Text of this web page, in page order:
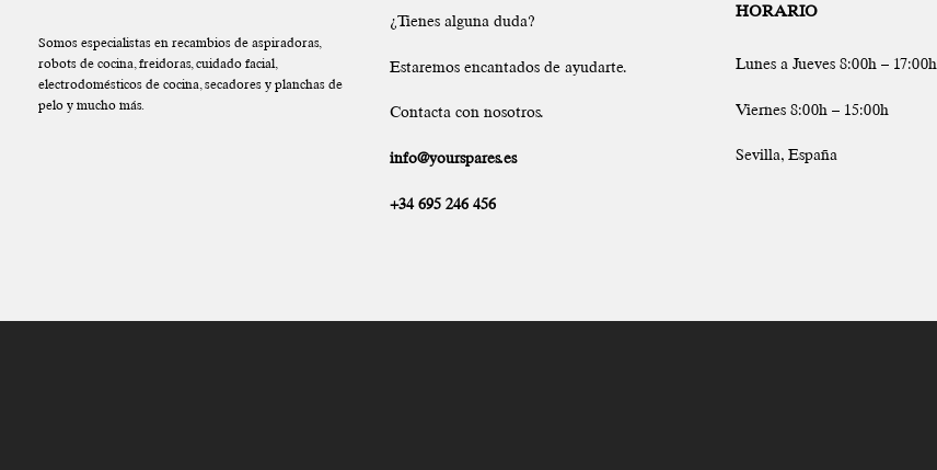
Somos especialistas en recambios de aspiradoras,
robots de cocina, freidoras, cuidado facial,
electrodomésticos de cocina, secadores y planchas de
pelo y mucho más.
¿Tienes alguna duda?
Estaremos encantados de ayudarte.
Contacta con nosotros.
info@yourspares.es
+34 695 246 456
HORARIO
Lunes a Jueves 8:00h – 17:00h
Viernes 8:00h – 15:00h
Sevilla, España